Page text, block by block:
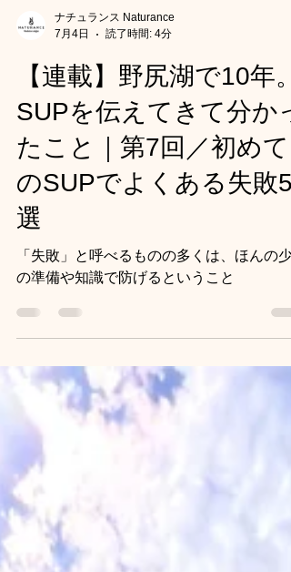
ナチュランス Naturance
7月4日
読了時間: 4分
【連載】野尻湖で10年。
SUPを伝えてきて分かっ
たこと｜第7回／初めて
のSUPでよくある失敗5
「失敗」と呼べるものの多くは、ほんの少